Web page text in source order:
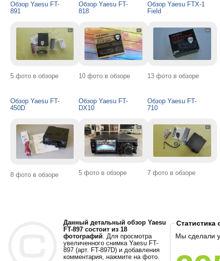
Обзор Yaesu FT-
891
5 фото в обзоре
Обзор Yaesu FT-
818
10 фото в обзоре
Обзор Yaesu FTX-1
Field
13 фото в обзоре
Обзор Yaesu FT-
450D
8 фото в обзоре
Обзор Yaesu FT-
DX10
5 фото в обзоре
Обзор Yaesu FT-
710
7 фото в обзоре
Данный детальный обзор Yaesu
FT-897 состоит из 18
фотографий. Для просмотра
увеличенного снимка Yaesu FT-
897 (арт. FT-897D) и добавления
комментария, нажмите на фото.
Статистика
Мы сделали